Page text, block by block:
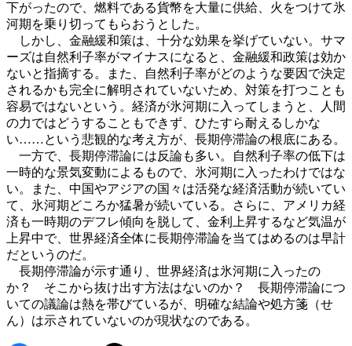
下がったので、燃料である貨幣を大量に供給、火をつけて氷
河期を乗り切ってもらおうとした。
しかし、金融緩和策は、十分な効果を挙げていない。サマ
ーズは自然利子率がマイナスになると、金融緩和政策は効か
ないと指摘する。また、自然利子率がどのような要因で決定
されるかも完全に解明されていないため、対策を打つことも
容易ではないという。経済が氷河期に入ってしまうと、人間
の力ではどうすることもできず、ひたすら耐えるしかな
い……という悲観的な考え方が、長期停滞論の根底にある。
一方で、長期停滞論には反論も多い。自然利子率の低下は
一時的な景気変動によるもので、氷河期に入ったわけではな
い。また、中国やアジアの国々は活発な経済活動が続いてい
て、氷河期どころか猛暑が続いている。さらに、アメリカ経
済も一時期のデフレ傾向を脱して、金利上昇するなど気温が
上昇中で、世界経済全体に長期停滞論を当てはめるのは早計
だというのだ。
長期停滞論が示す通り、世界経済は氷河期に入ったの
か？ そこから抜け出す方法はないのか？ 長期停滞論につ
いての議論は熱を帯びているが、明確な結論や処方箋（せ
ん）は示されていないのが現状なのである。